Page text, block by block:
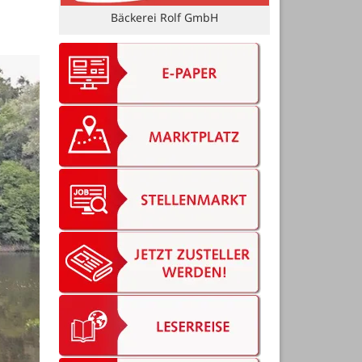
Kai Rieser und Wiebke Meyer GbR